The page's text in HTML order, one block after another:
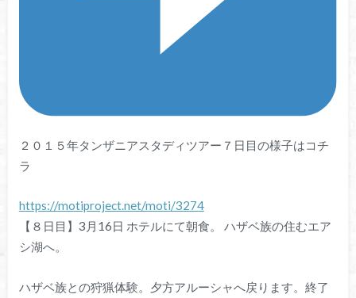
２０１５年タンザニアスタディツアー７日目の様子はコチ
ラ
https://motiproject.net/moti/3274
【８日目】3月16日 ホテルにて朝食。 ハザベ族の住むエア
シ湖へ。
ハザベ族との狩猟体験。夕方アルーシャへ戻ります。終了